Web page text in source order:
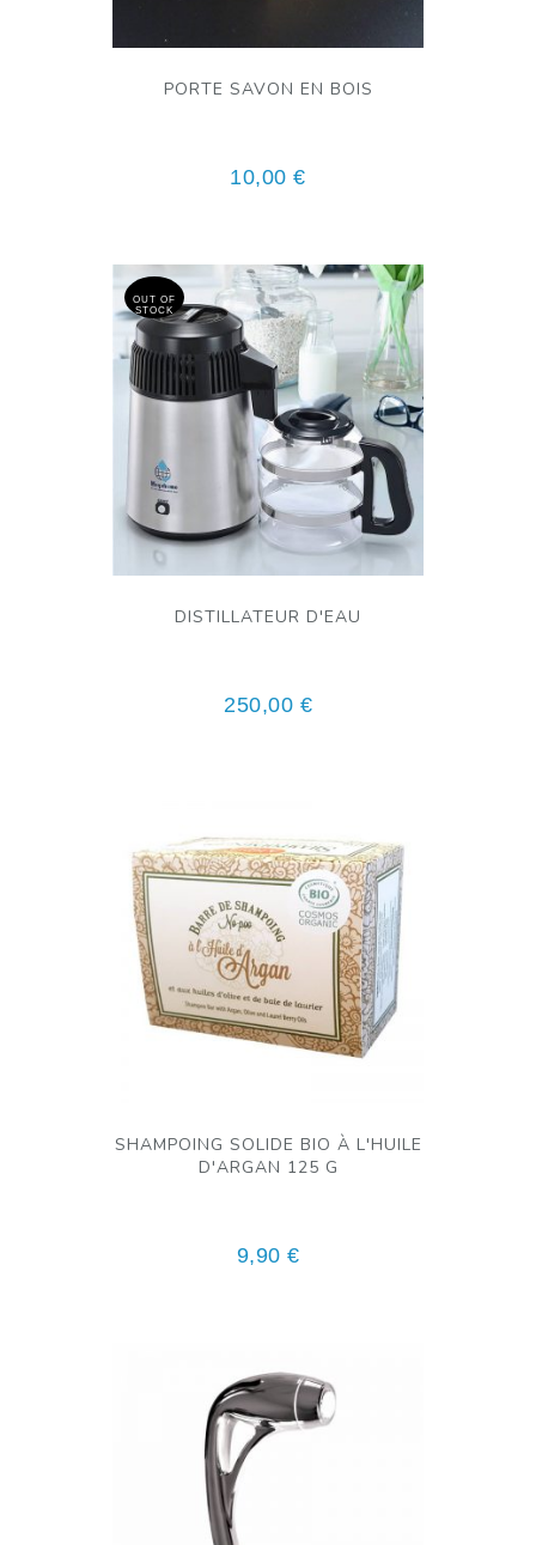
PORTE SAVON EN BOIS
10,00€
OUT OF
STOCK
DISTILLATEUR D'EAU
250,00 €
SHAMPOING SOLIDE BIO À L'HUILE
D'ARGAN 125 G
9,90 €